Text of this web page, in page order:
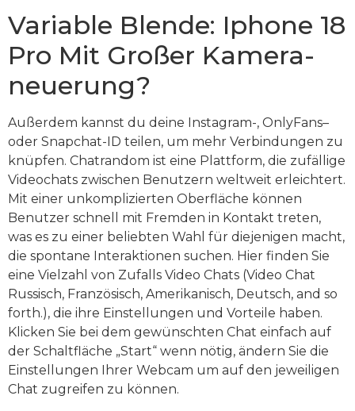
Variable Blende: Iphone 18
Pro Mit Großer Kamera-
neuerung?
Außerdem kannst du deine Instagram-, OnlyFans–
oder Snapchat-ID teilen, um mehr Verbindungen zu
knüpfen. Chatrandom ist eine Plattform, die zufällige
Videochats zwischen Benutzern weltweit erleichtert.
Mit einer unkomplizierten Oberfläche können
Benutzer schnell mit Fremden in Kontakt treten,
was es zu einer beliebten Wahl für diejenigen macht,
die spontane Interaktionen suchen. Hier finden Sie
eine Vielzahl von Zufalls Video Chats (Video Chat
Russisch, Französisch, Amerikanisch, Deutsch, and so
forth.), die ihre Einstellungen und Vorteile haben.
Klicken Sie bei dem gewünschten Chat einfach auf
der Schaltfläche „Start“ wenn nötig, ändern Sie die
Einstellungen Ihrer Webcam um auf den jeweiligen
Chat zugreifen zu können.